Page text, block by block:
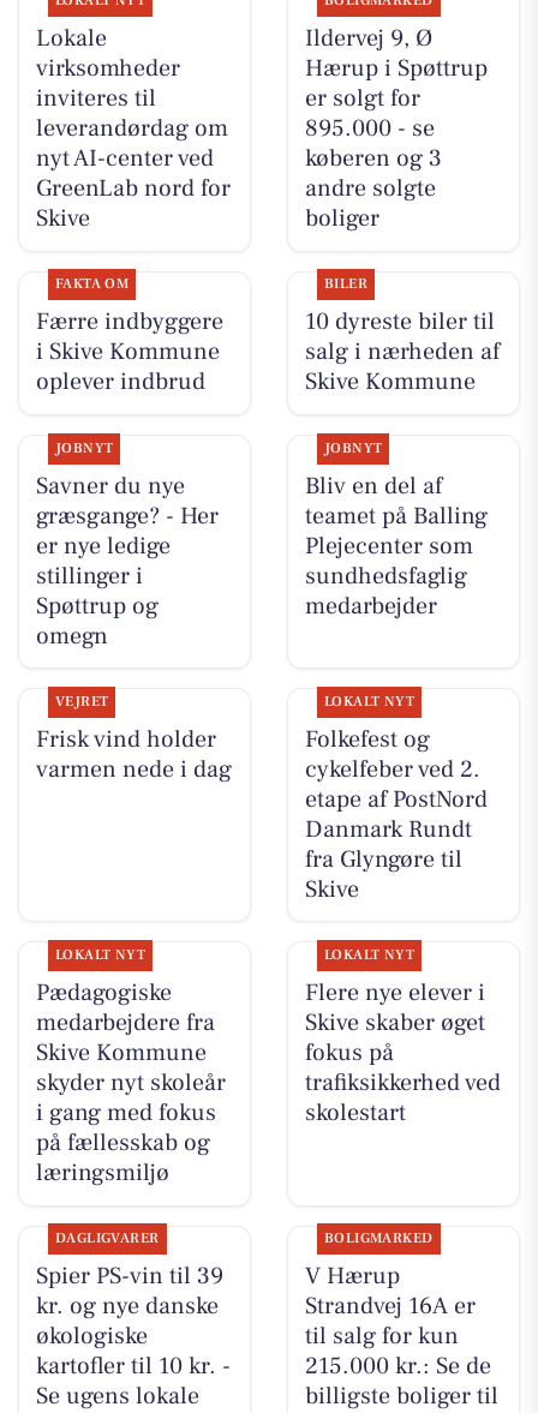
Lokale
virksomheder
inviteres til
leverandørdag om
nyt AI-center ved
GreenLab nord for
Skive
Ildervej 9, Ø
Hærup i Spøttrup
er solgt for
895.000 - se
køberen og 3
andre solgte
boliger
FAKTA OM
Færre indbyggere
i Skive Kommune
oplever indbrud
BILER
10 dyreste biler til
salg i nærheden af
Skive Kommune
JOBNYT
Savner du nye
græsgange? - Her
er nye ledige
stillinger i
Spøttrup og
omegn
JOBNYT
Bliv en del af
teamet på Balling
Plejecenter som
sundhedsfaglig
medarbejder
VEJRET
Frisk vind holder
varmen nede i dag
LOKALT NYT
Folkefest og
cykelfeber ved 2.
etape af PostNord
Danmark Rundt
fra Glyngøre til
Skive
LOKALT NYT
Pædagogiske
medarbejdere fra
Skive Kommune
skyder nyt skoleår
i gang med fokus
på fællesskab og
læringsmiljø
LOKALT NYT
Flere nye elever i
Skive skaber øget
fokus på
trafiksikkerhed ved
skolestart
DAGLIGVARER
Spier PS-vin til 39
kr. og nye danske
økologiske
kartofler til 10 kr. -
Se ugens lokale
BOLIGMARKED
V Hærup
Strandvej 16A er
til salg for kun
215.000 kr.: Se de
billigste boliger til